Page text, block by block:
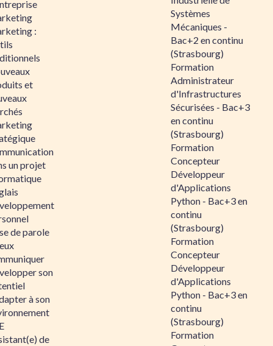
:
et
un projet
de parole
son
à son
de
Systèmes
Mécaniques -
Bac+2 en continu
(Strasbourg)
Formation
Administrateur
d'Infrastructures
Sécurisées - Bac+3
en continu
(Strasbourg)
Formation
Concepteur
Développeur
d'Applications
Python - Bac+3 en
continu
(Strasbourg)
Formation
Concepteur
Développeur
d'Applications
Python - Bac+3 en
continu
(Strasbourg)
Formation